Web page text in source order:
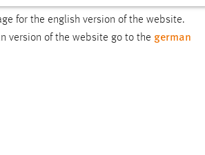
for the english version of the website.
version of the website go to the german